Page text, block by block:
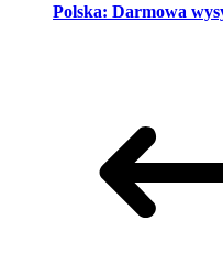
Polska: Darmowa